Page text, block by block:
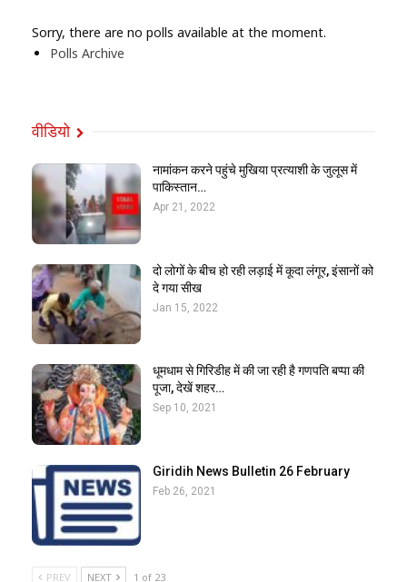
Sorry, there are no polls available at the moment.
Polls Archive
वीडियो
नामांकन करने पहुंचे मुखिया प्रत्याशी के जुलूस में
पाकिस्तान…
Apr 21, 2022
दो लोगों के बीच हो रही लड़ाई में कूदा लंगूर, इंसानों को
दे गया सीख
Jan 15, 2022
धूमधाम से गिरिडीह में की जा रही है गणपति बप्पा की
पूजा, देखें शहर…
Sep 10, 2021
Giridih News Bulletin 26 February
Feb 26, 2021
PREV NEXT 1 of 23